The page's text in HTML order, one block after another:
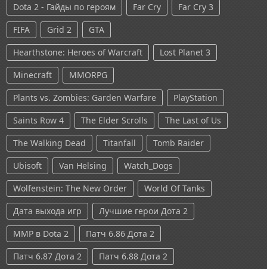
Dota 2 - Гайды по героям
Far Cry
Far Cry 3
FIFA
Grid 2
GTA
Hearthstone: Heroes of Warcraft
Lost Planet 3
Minecraft
MMORPG
Plants vs. Zombies: Garden Warfare
PlayStation
Saints Row 4
The Elder Scrolls
The Last of Us
The Walking Dead
Titanfall
Tomb Raider
Ubisoft
Van Helsing
Watch_Dogs
Wolfenstein: The New Order
World Of Tanks
Дата выхода игр
Лучшие герои Дота 2
ММР в Dota 2
Патч 6.86 Дота 2
Патч 6.87 Дота 2
Патч 6.88 Дота 2